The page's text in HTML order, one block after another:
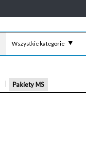
Wszystkie kategorie
Pakiety MS